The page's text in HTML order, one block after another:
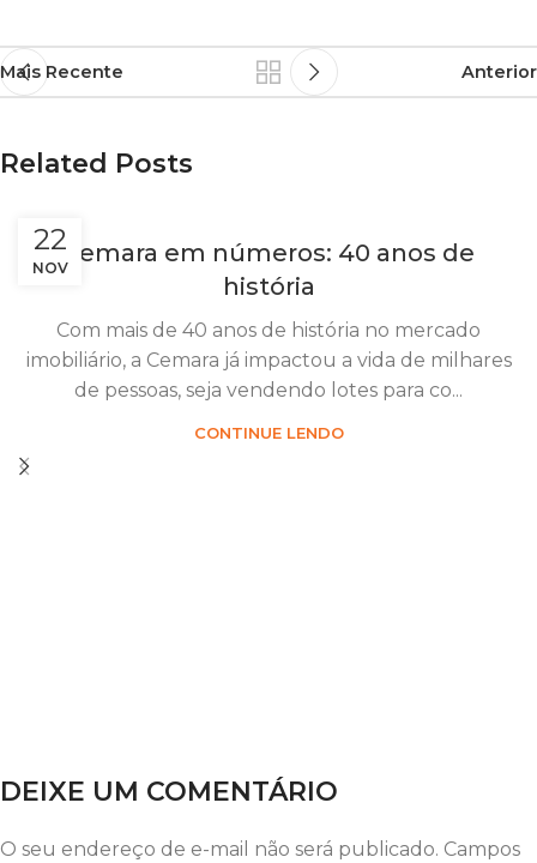
Mais Recente Anterior
Related Posts
22
NOV
Cemara em números: 40 anos de
história
Com mais de 40 anos de história no mercado
imobiliário, a Cemara já impactou a vida de milhares
de pessoas, seja vendendo lotes para co...
CONTINUE LENDO
DEIXE UM COMENTÁRIO
O seu endereço de e-mail não será publicado. Campos